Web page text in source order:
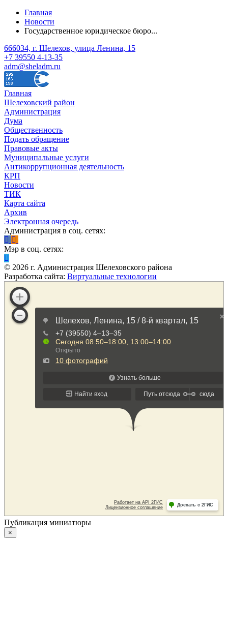
Главная
Новости
Государственное юридическое бюро...
666034, г. Шелехов, улица Ленина, 15
+7 39550 4-13-35
adm@sheladm.ru
Главная
Шелеховский район
Администрация
Дума
Общественность
Подать обращение
Правовые акты
Муниципальные услуги
Антикоррупционная деятельность
КРП
Новости
ТИК
Карта сайта
Архив
Электронная очередь
Администрация в соц. сетях:
Мэр в соц. сетях:
© 2026 г. Администрация Шелеховского района
Разработка сайта: Виртуальные технологии
Публикация миниатюры
×